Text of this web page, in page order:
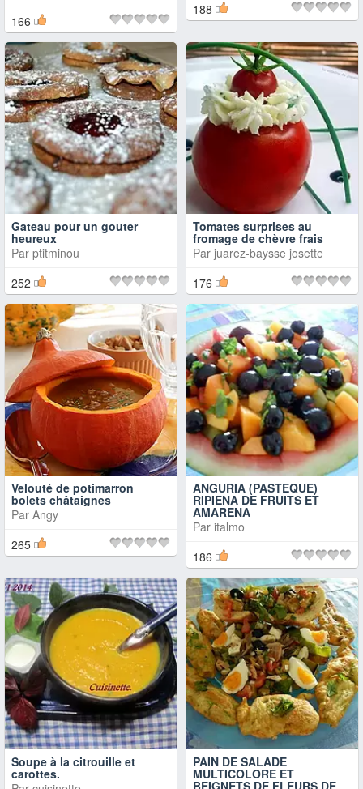
166
188
Gateau pour un gouter
heureux
Par ptitminou
252
Tomates surprises au
fromage de chèvre frais
Par juarez-baysse josette
176
Velouté de potimarron
bolets châtaignes
Par Angy
265
ANGURIA (PASTEQUE)
RIPIENA DE FRUITS ET
AMARENA
Par italmo
186
Soupe à la citrouille et
carottes.
PAIN DE SALADE
MULTICOLORE ET
BEIGNETS DE FLEURS DE